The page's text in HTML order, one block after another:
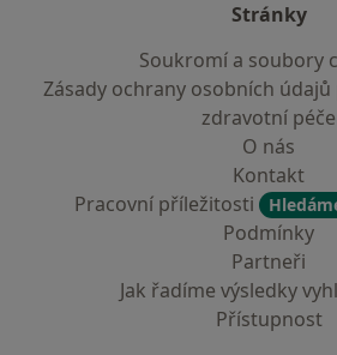
Stránky
Soukromí a soubory
Zásady ochrany osobních
zdravotní péče
O nás
Kontakt
Pracovní příležitosti
Podmínky
Partneři
Jak řadíme výsledky
Přístupnost